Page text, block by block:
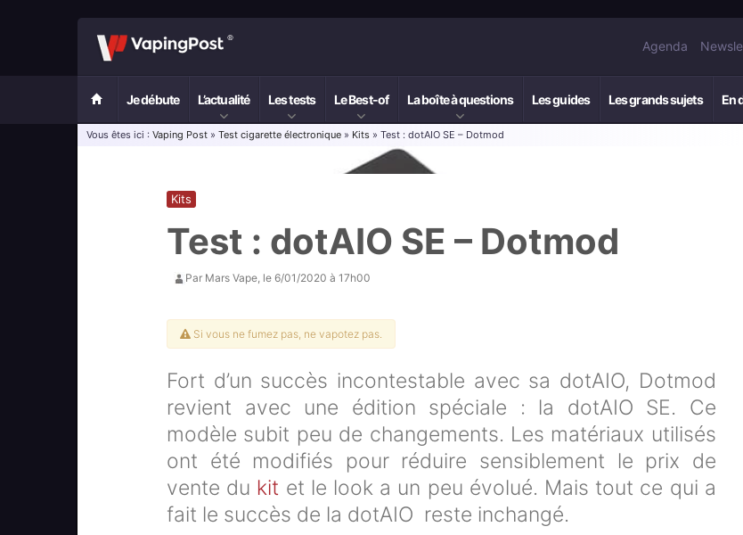
Agenda
Je débute L’actualité Les tests Le Best-of La boîte à questions Les guides Les grands sujets En
Vous êtes ici : Vaping Post » Test cigarette électronique » Kits » Test : dotAIO SE – Dotmod
Test : dotAIO SE – Dotmod
Kits
Par Mars Vape, le 6/01/2020 à 17h00
Si vous ne fumez pas, ne vapotez pas.
Fort d’un succès incontestable avec sa dotAIO, Dotmod
revient avec une édition spéciale : la dotAIO SE. Ce
modèle subit peu de changements. Les matériaux utilisés
ont été modifiés pour réduire sensiblement le prix de
vente du kit et le look a un peu évolué. Mais tout ce qui a
fait le succès de la dotAIO reste inchangé.